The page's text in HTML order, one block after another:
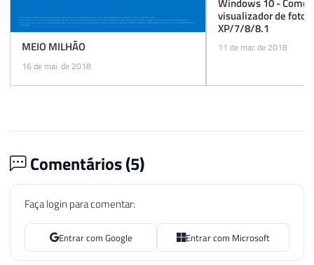
MEIO MILHÃO
16 de mai. de 2018
visualizador de
XP/7/8/8.1
11 de mar. de 2018
Comentários (5)
Faça login para comentar:
Entrar com Google Entrar com Microsoft